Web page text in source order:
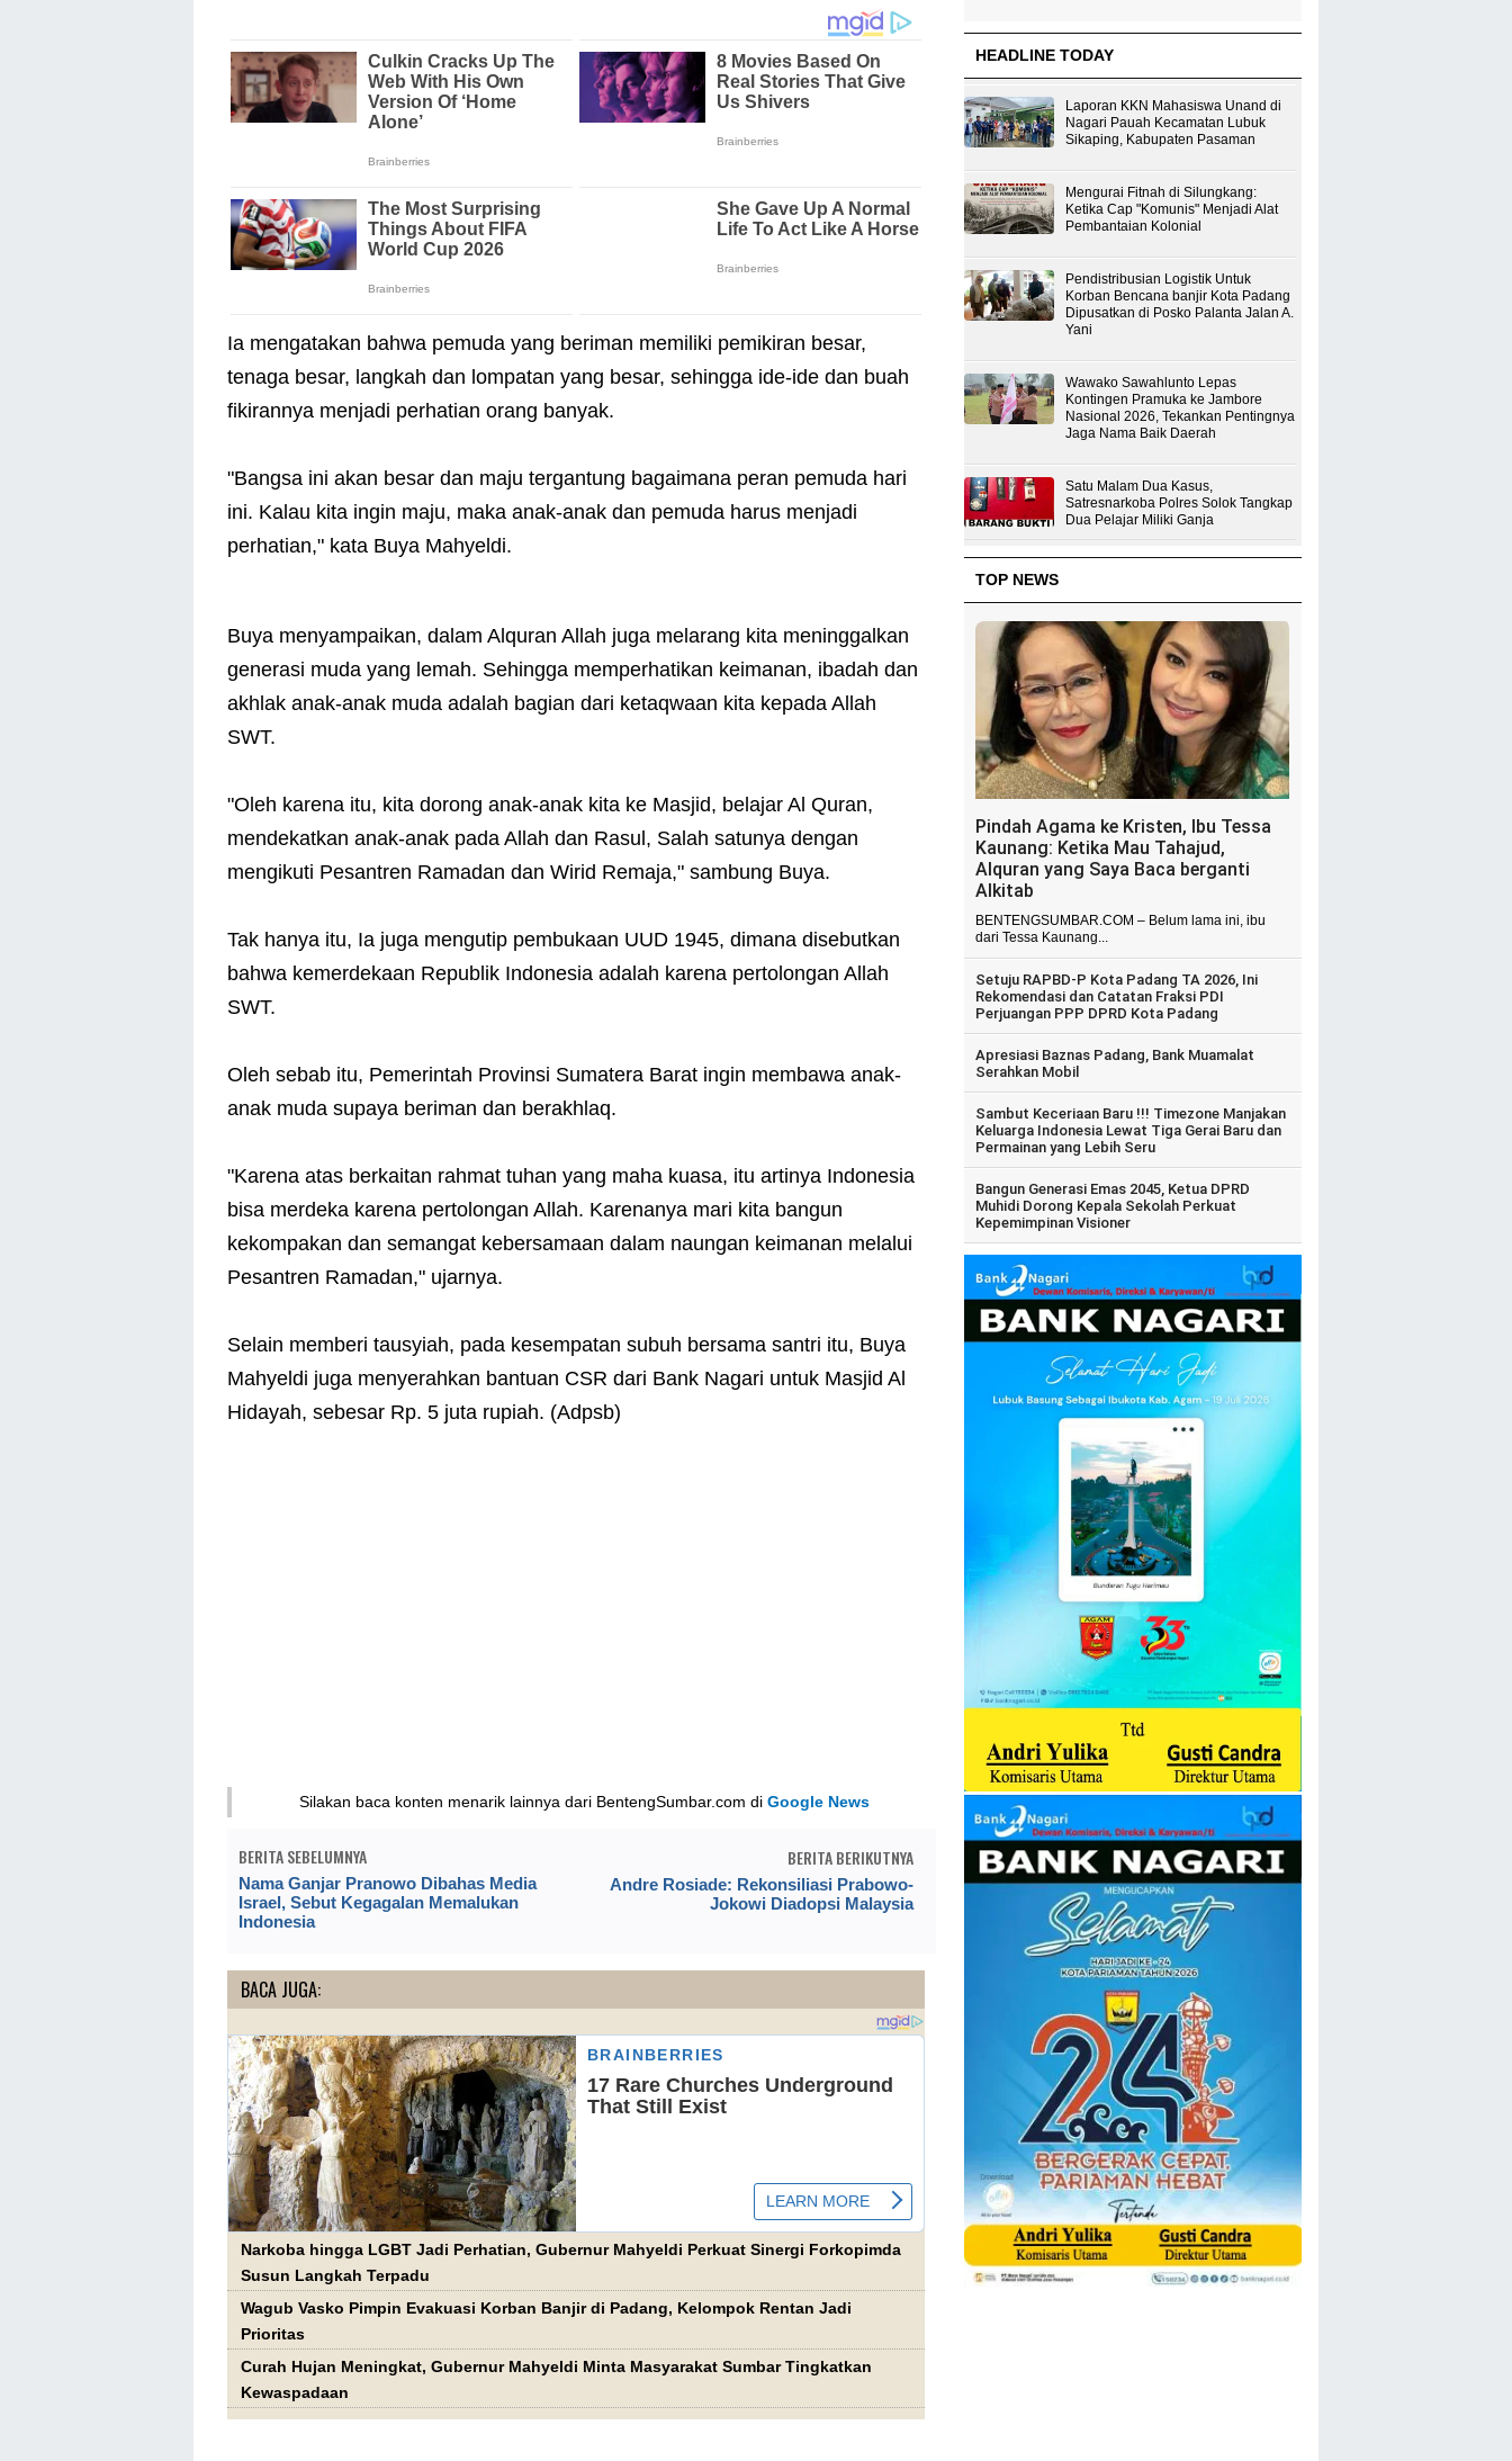
Ia mengatakan bahwa pemuda yang beriman memiliki pemikiran besar,
tenaga besar, langkah dan lompatan yang besar, sehingga ide-ide dan buah
fikirannya menjadi perhatian orang banyak.
"Bangsa ini akan besar dan maju tergantung bagaimana peran pemuda hari
ini. Kalau kita ingin maju, maka anak-anak dan pemuda harus menjadi
perhatian," kata Buya Mahyeldi.
Buya menyampaikan, dalam Alquran Allah juga melarang kita meninggalkan
generasi muda yang lemah. Sehingga memperhatikan keimanan, ibadah dan
akhlak anak-anak muda adalah bagian dari ketaqwaan kita kepada Allah
SWT.
"Oleh karena itu, kita dorong anak-anak kita ke Masjid, belajar Al Quran,
mendekatkan anak-anak pada Allah dan Rasul, Salah satunya dengan
mengikuti Pesantren Ramadan dan Wirid Remaja," sambung Buya.
Tak hanya itu, Ia juga mengutip pembukaan UUD 1945, dimana disebutkan
bahwa kemerdekaan Republik Indonesia adalah karena pertolongan Allah
SWT.
Oleh sebab itu, Pemerintah Provinsi Sumatera Barat ingin membawa anak-
anak muda supaya beriman dan berakhlaq.
"Karena atas berkaitan rahmat tuhan yang maha kuasa, itu artinya Indonesia
bisa merdeka karena pertolongan Allah. Karenanya mari kita bangun
kekompakan dan semangat kebersamaan dalam naungan keimanan melalui
Pesantren Ramadan," ujarnya.
Selain memberi tausyiah, pada kesempatan subuh bersama santri itu, Buya
Mahyeldi juga menyerahkan bantuan CSR dari Bank Nagari untuk Masjid Al
Hidayah, sebesar Rp. 5 juta rupiah. (Adpsb)
Silakan baca konten menarik lainnya dari BentengSumbar.com diGoogle News
BERITA SEBELUMNYA
Nama Ganjar Pranowo Dibahas Media
Israel, Sebut Kegagalan Memalukan
Indonesia
BERITA BERIKUTNYA
Andre Rosiade: Rekonsiliasi Prabowo-
Jokowi Diadopsi Malaysia
BACA JUGA:
Narkoba hingga LGBT Jadi Perhatian, Gubernur Mahyeldi Perkuat Sinergi Forkopimda
Susun Langkah Terpadu
Wagub Vasko Pimpin Evakuasi Korban Banjir di Padang, Kelompok Rentan Jadi
Prioritas
Curah Hujan Meningkat, Gubernur Mahyeldi Minta Masyarakat Sumbar Tingkatkan
Kewaspadaan
HEADLINE TODAY
Laporan KKN Mahasiswa Unand di
Nagari Pauah Kecamatan Lubuk
Sikaping, Kabupaten Pasaman
Mengurai Fitnah di Silungkang:
Ketika Cap "Komunis" Menjadi Alat
Pembantaian Kolonial
Pendistribusian Logistik Untuk
Korban Bencana banjir Kota Padang
Dipusatkan di Posko Palanta Jalan A.
Yani
Wawako Sawahlunto Lepas
Kontingen Pramuka ke Jambore
Nasional 2026, Tekankan Pentingnya
Jaga Nama Baik Daerah
Satu Malam Dua Kasus,
Satresnarkoba Polres Solok Tangkap
Dua Pelajar Miliki Ganja
TOP NEWS
Pindah Agama ke Kristen, Ibu Tessa
Kaunang: Ketika Mau Tahajud,
Alquran yang Saya Baca berganti
Alkitab
BENTENGSUMBAR.COM – Belum lama ini, ibu
dari Tessa Kaunang...
Setuju RAPBD-P Kota Padang TA 2026, Ini
Rekomendasi dan Catatan Fraksi PDI
Perjuangan PPP DPRD Kota Padang
Apresiasi Baznas Padang, Bank Muamalat
Serahkan Mobil
Sambut Keceriaan Baru !!! Timezone Manjakan
Keluarga Indonesia Lewat Tiga Gerai Baru dan
Permainan yang Lebih Seru
Bangun Generasi Emas 2045, Ketua DPRD
Muhidi Dorong Kepala Sekolah Perkuat
Kepemimpinan Visioner